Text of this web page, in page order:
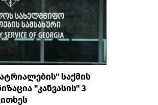
საქმის
"კანვასის" 3